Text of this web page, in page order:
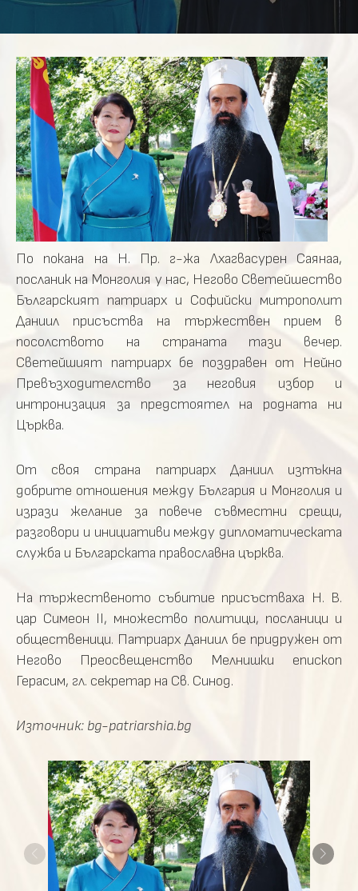
По покана на Н. Пр. г-жа Лхагвасурен Саянаа,
посланик на Монголия у нас, Негово Светейшество
Българският патриарх и Софийски митрополит
Даниил присъства на тържествен прием в
посолството на страната тази вечер.
Светейшият патриарх бе поздравен от Нейно
Превъзходителство за неговия избор и
интронизация за предстоятел на родната ни
Църква.
От своя страна патриарх Даниил изтъкна
добрите отношения между България и Монголия и
изрази желание за повече съвместни срещи,
разговори и инициативи между дипломатическата
служба и Българската православна църква.
На тържественото събитие присъстваха Н. В.
цар Симеон II, множество политици, посланици и
общественици. Патриарх Даниил бе придружен от
Негово Преосвещенство Мелнишки епископ
Герасим, гл. секретар на Св. Синод.
Източник: bg-patriarshia.bg